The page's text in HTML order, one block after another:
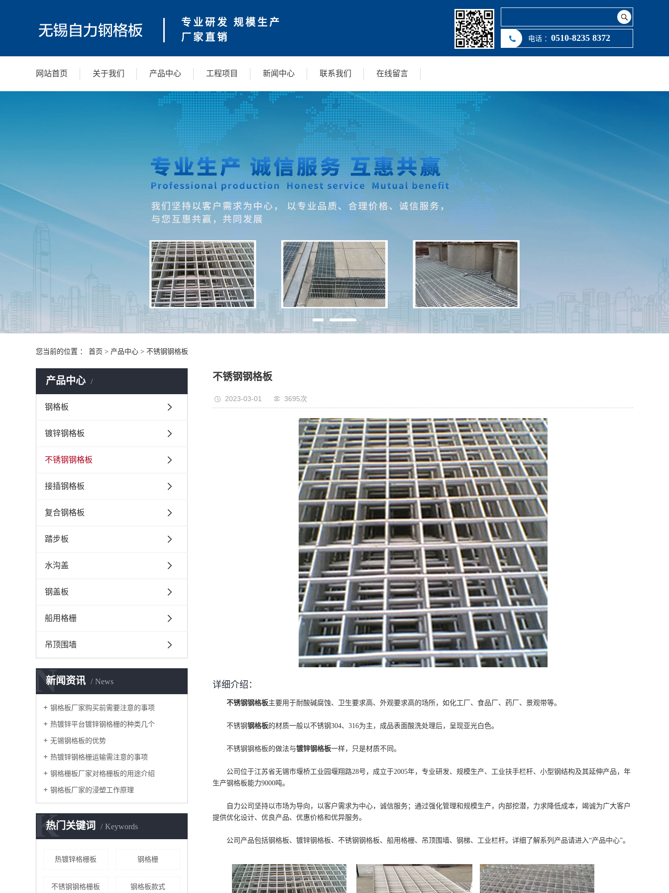
专业研发 规模生产
厂家直销
电话 ： 0510-8235 8372
网站首页 关于我们 产品中心 工程项目 新闻中心 联系我们 在线留言
您当前的位置 ： 首页 > 产品中心 > 不锈钢钢格板
产品中心
钢格板
镀锌钢格板
不锈钢钢格板
接插钢格板
复合钢格板
踏步板
水沟盖
钢盖板
船用格栅
吊顶围墙
新闻资讯 News
N
钢格板厂家购买前需要注意的事项
热镀锌平台镀锌钢格栅的种类几个
无锡钢格板的优势
热镀锌钢格栅运输需注意的事项
钢格栅板厂家对格栅板的用途介绍
钢格板厂家的浸塑工作原理
热门关键词 Keywords
K
热镀锌格栅板 钢格栅
不锈钢钢格栅板 钢格板款式
不锈钢钢格板
2023-03-01 3695次
详细介绍：
不锈钢钢格板主要用于耐酸碱腐蚀、卫生要求高、外观要求高的场所，如化工厂、食品厂、药厂、景观带等。
不锈钢钢格板的材质一般以不锈钢304、316为主，成品表面酸洗处理后，呈现亚光白色。
不锈钢钢格板的做法与镀锌钢格板一样，只是材质不同。
公司位于江苏省无锡市堰桥工业园堰翔路28号，成立于2005年，专业研发、规模生产、工业扶手栏杆、小型钢结构及其延伸产品，年
生产钢格板能力9000吨。
自力公司坚持以市场为导向，以客户需求为中心，诚信服务；通过强化管理和规模生产，内部挖潜，力求降低成本，竭诚为广大客户
提供优化设计、优良产品、优惠价格和优异服务。
公司产品包括钢格板、镀锌钢格板、不锈钢钢格板、船用格栅、吊顶围墙、钢梯、工业栏杆。详细了解系列产品请进入“产品中心”。